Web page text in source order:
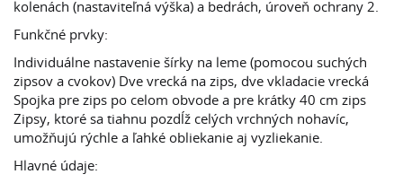
kolenách (nastaviteľná výška) a bedrách, úroveň ochrany 2.
Funkčné prvky:
Individuálne nastavenie šírky na leme (pomocou suchých
zipsov a cvokov) Dve vrecká na zips, dve vkladacie vrecká
Spojka pre zips po celom obvode a pre krátky 40 cm zips
Zipsy, ktoré sa tiahnu pozdĺž celých vrchných nohavíc,
umožňujú rýchle a ľahké obliekanie aj vyzliekanie.
Hlavné údaje: